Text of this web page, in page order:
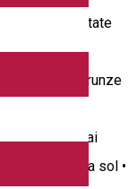
este o activitate
călătoriei
și rupem frunze
zboruri
rece este mai
cald decât la sol •